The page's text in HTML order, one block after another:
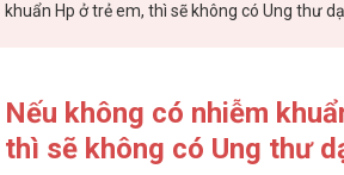
khuẩn Hp ở trẻ em, thì sẽ không có Ung thư
Nếu không có nhiễm
thì sẽ không có Ung thư